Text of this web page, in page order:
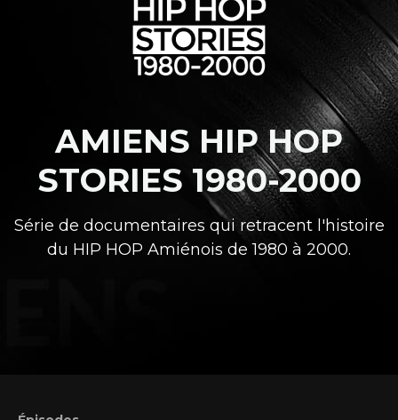
AMIENS HIP HOP
STORIES 1980-2000
Série de documentaires qui retracent l'histoire
du HIP HOP Amiénois de 1980 à 2000.